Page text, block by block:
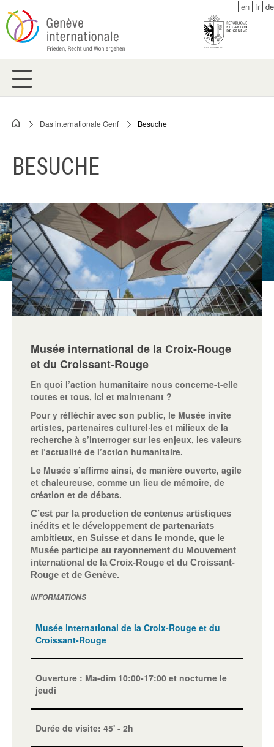
Skip
to
main
en fr de
Breadcrumb
Das internationale Genf Besuche
BESUCHE
Musée international de la Croix-Rouge
et du Croissant-Rouge
En quoi l’action humanitaire nous concerne-t-elle
toutes et tous, ici et maintenant ?
Pour y réfléchir avec son public, le Musée invite
artistes, partenaires culturel·les et milieux de la
recherche à s’interroger sur les enjeux, les valeurs
et l’actualité de l’action humanitaire.
Le Musée s’affirme ainsi, de manière ouverte, agile
et chaleureuse, comme un lieu de mémoire, de
création et de débats.
C’est par la production de contenus artistiques
inédits et le développement de partenariats
ambitieux, en Suisse et dans le monde, que le
Musée participe au rayonnement du Mouvement
international de la Croix-Rouge et du Croissant-
Rouge et de Genève.
INFORMATIONS
Musée international de la Croix-Rouge et du
Croissant-Rouge
Ouverture : Ma-dim 10:00-17:00 et nocturne le
jeudi
Durée de visite: 45' - 2h